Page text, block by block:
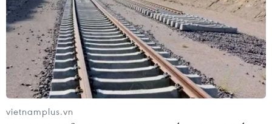
Xem thêm
vietnamplus.vn